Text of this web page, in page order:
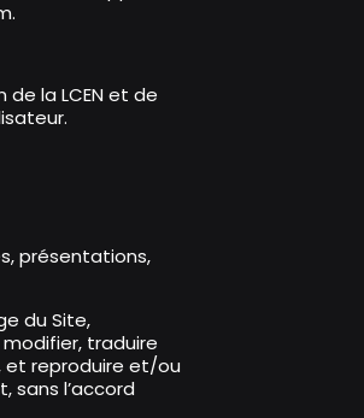
la LCEN et de
présentations,
du Site,
modifier, traduire
et reproduire et/ou
l’accord